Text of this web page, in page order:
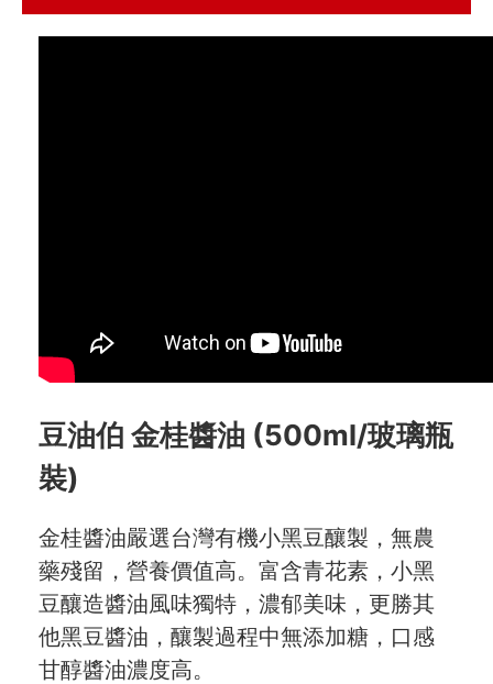
Instagram
聯絡我們
客服專線
服務信箱
關於
關於愛飯團
豆油伯 金桂醬油 (500ml/玻璃瓶
裝)
金桂醬油嚴選台灣有機小黑豆釀製，無農
藥殘留，營養價值高。富含青花素，小黑
豆釀造醬油風味獨特，濃郁美味，更勝其
他黑豆醬油，釀製過程中無添加糖，口感
甘醇醬油濃度高。